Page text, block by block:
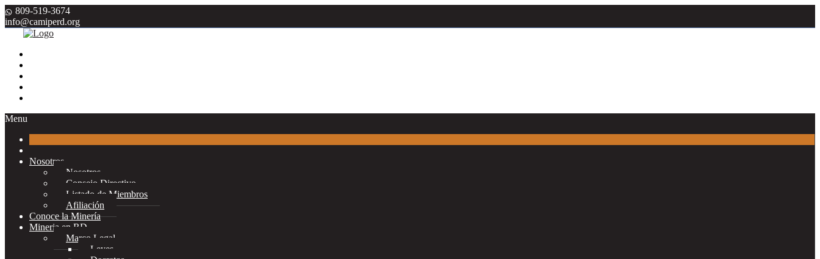
809-519-3674
info@camiperd.org
Menu
Nosotros
Nosotros
Consejo Directivo
Listado de Miembros
Afiliación
Conoce la Minería
Mineria en RD
Marco Legal
Leyes